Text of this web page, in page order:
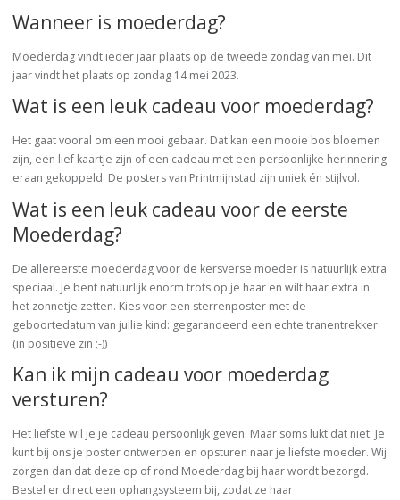
Wanneer is moederdag?
Moederdag vindt ieder jaar plaats op de tweede zondag van mei. Dit
jaar vindt het plaats op zondag 14 mei 2023.
Wat is een leuk cadeau voor moederdag?
Het gaat vooral om een mooi gebaar. Dat kan een mooie bos bloemen
zijn, een lief kaartje zijn of een cadeau met een persoonlijke herinnering
eraan gekoppeld. De posters van Printmijnstad zijn uniek én stijlvol.
Wat is een leuk cadeau voor de eerste
Moederdag?
De allereerste moederdag voor de kersverse moeder is natuurlijk extra
speciaal. Je bent natuurlijk enorm trots op je haar en wilt haar extra in
het zonnetje zetten. Kies voor een sterrenposter met de
geboortedatum van jullie kind: gegarandeerd een echte tranentrekker
(in positieve zin ;-))
Kan ik mijn cadeau voor moederdag
versturen?
Het liefste wil je je cadeau persoonlijk geven. Maar soms lukt dat niet. Je
kunt bij ons je poster ontwerpen en opsturen naar je liefste moeder. Wij
zorgen dan dat deze op of rond Moederdag bij haar wordt bezorgd.
Bestel er direct een ophangsysteem bij, zodat ze haar